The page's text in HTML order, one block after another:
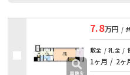
7.8万円 /
敷金 / 礼金 /
1ヶ月 / 2ヶ